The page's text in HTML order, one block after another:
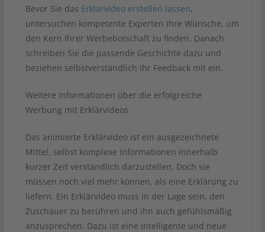
Bevor Sie das Erklärvideo erstellen lassen,
untersuchen kompetente Experten Ihre Wünsche, um
den Kern Ihrer Werbebotschaft zu finden. Danach
schreiben Sie die passende Geschichte dazu und
beziehen selbstverständlich Ihr Feedback mit ein.
Weitere Informationen über die erfolgreiche
Werbung mit Erklärvideos
Das animierte Erklärvideo ist ein ausgezeichnete
Mittel, selbst komplexe Informationen innerhalb
kurzer Zeit verständlich darzustellen. Doch sie
müssen noch viel mehr können, als eine Erklärung zu
liefern. Ein Erklärvideo muss in der Lage sein, den
Zuschauer zu berühren und ihn auch gefühlsmäßig
anzusprechen. Dazu ist eine intelligente und neue